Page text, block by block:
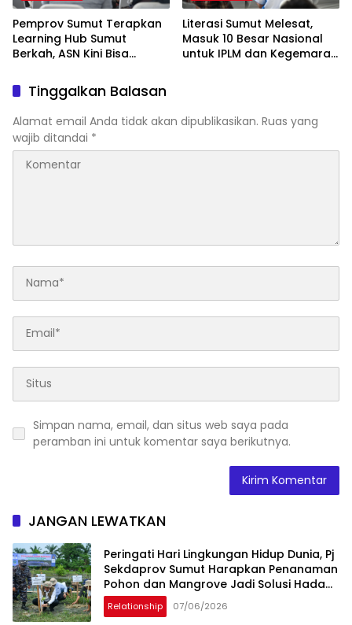
Pemprov Sumut Terapkan
Learning Hub Sumut
Berkah, ASN Kini Bisa
Saja
Literasi Sumut Melesat,
Masuk 10 Besar Nasional
untuk IPLM dan Kegemaran
Tinggalkan Balasan
Alamat email Anda tidak akan dipublikasikan. Ruas yang
wajib ditandai *
Simpan nama, email, dan situs web saya pada
peramban ini untuk komentar saya berikutnya.
JANGAN LEWATKAN
Peringati Hari Lingkungan Hidup Dunia, Pj
Sekdaprov Sumut Harapkan Penanaman
Pohon dan Mangrove Jadi Solusi Hadapi
Perubahan Iklim
Relationship 07/06/2026